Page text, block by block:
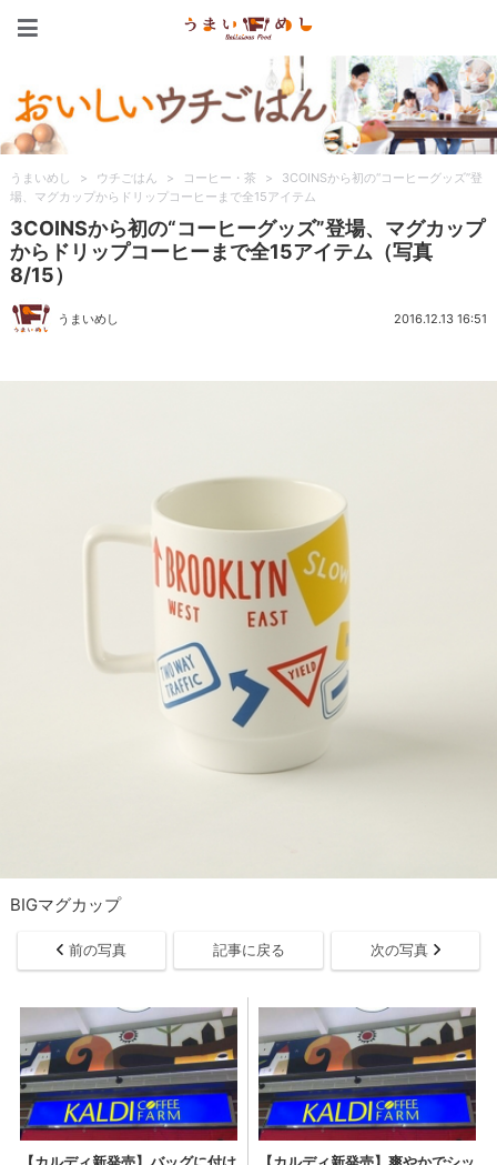
うまいめし > ウチごはん > コーヒー・茶 >
3COINSから初の“コーヒーグッズ”登
場、マグカップからドリップコーヒーまで全15アイテム
3COINSから初の“コーヒーグッズ”登場、マグカップ
からドリップコーヒーまで全15アイテム（写真
8/15）
うまいめし 2016.12.13 16:51
BIGマグカップ
前の写真 記事に戻る 次の写真